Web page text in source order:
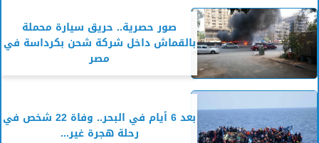
صور حصرية.. حريق سيارة محملة
بالقماش داخل شركة شحن بكرداسة في
مصر
بعد 6 أيام في البحر.. وفاة 22 شخص في
رحلة هجرة غير...